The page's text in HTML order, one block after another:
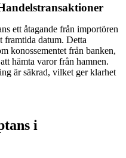
ett åtagande från importören
framtida datum. Detta
konossementet från banken,
hämta varor från hamnen.
är säkrad, vilket ger klarhet
i